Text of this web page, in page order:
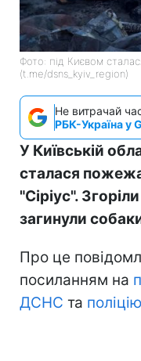
Фото: під Києвом
(t.me/dsns_kyiv_region)
Не витрачай
РБК-Україна у
У Київській
сталася
"Сіріус".
загинули
Про це
посиланням на
ДСНС та